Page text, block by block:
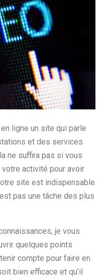
ligne un site qui parle
et des services
ne suffira pas si vous
activité pour avoir
site est indispensable
pas une tâche des plus
je vous
quelques points
compte pour faire en
bien efficace et qu’il